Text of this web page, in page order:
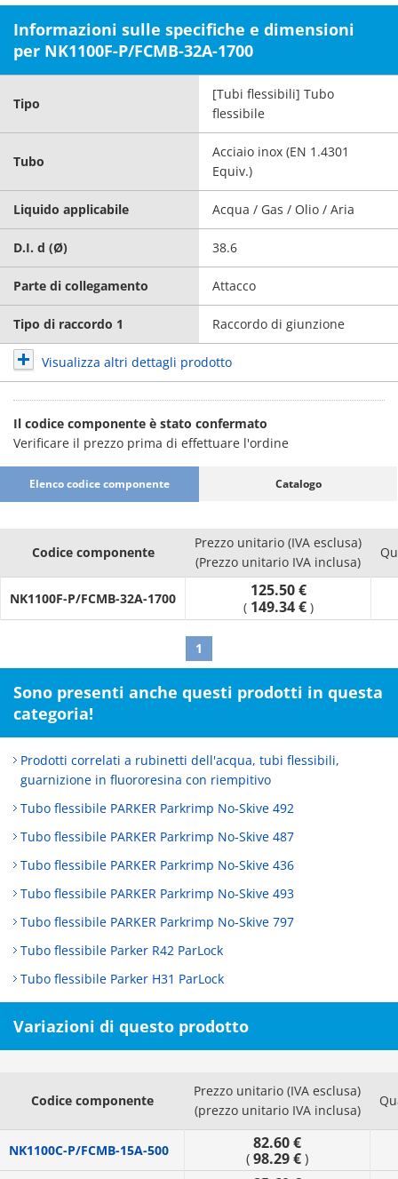
Informazioni sulle specifiche e dimensioni
per NK1100F-P/FCMB-32A-1700
Tipo
[Tubi flessibili] Tubo
flessibile
Tubo
Acciaio inox (EN 1.4301
Equiv.)
Liquido applicabile Acqua / Gas / Olio / Aria
D.I. d (Ø) 38.6
Parte di collegamento Attacco
Tipo di raccordo 1 Raccordo di giunzione
Visualizza altri dettagli prodotto
Il codice componente è stato confermato
Verificare il prezzo prima di effettuare l'ordine
Elenco codice componente Catalogo
Codice componente
Prezzo unitario (IVA esclusa)
(Prezzo unitario IVA inclusa)
NK1100F-P/FCMB-32A-1700 125.50 €
( 149.34 € )
1
Sono presenti anche questi prodotti in questa
categoria!
Prodotti correlati a rubinetti dell'acqua, tubi flessibili,
guarnizione in fluororesina con riempitivo
Tubo flessibile PARKER Parkrimp No-Skive 492
Tubo flessibile PARKER Parkrimp No-Skive 487
Tubo flessibile PARKER Parkrimp No-Skive 436
Tubo flessibile PARKER Parkrimp No-Skive 493
Tubo flessibile PARKER Parkrimp No-Skive 797
Tubo flessibile Parker R42 ParLock
Tubo flessibile Parker H31 ParLock
Variazioni di questo prodotto
Codice componente
Prezzo unitario (IVA esclusa)
(prezzo unitario IVA inclusa)
NK1100C-P/FCMB-15A-500 82.60 €
( 98.29 € )